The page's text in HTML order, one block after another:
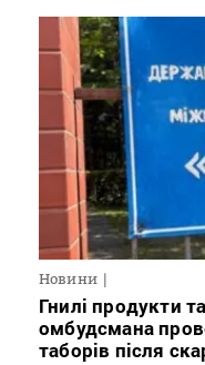
Новини
Гнилі продукти
омбудсмана
таборів після